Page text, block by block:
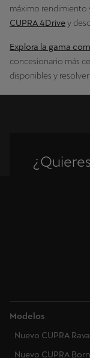
máximo rendimiento
CUPRA 4Drivey
Explora la gama
concesionario más
disponibles y
Modelos
Nuevo CUPRA Raval
Nuevo CUPRA